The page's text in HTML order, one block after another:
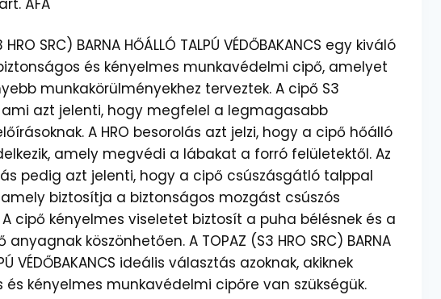
ÁFA
SRC) BARNA HŐÁLLÓ TALPÚ VÉDŐBAKANCS egy kiváló
és kényelmes munkavédelmi cipő, amelyet
munkakörülményekhez terveztek. A cipő S3
ami azt jelenti, hogy megfelel a legmagasabb
A HRO besorolás azt jelzi, hogy a cipő hőálló
amely megvédi a lábakat a forró felületektől. Az
pedig azt jelenti, hogy a cipő csúszásgátló talppal
amely biztosítja a biztonságos mozgást csúszós
cipő kényelmes viseletet biztosít a puha bélésnek és a
köszönhetően. A TOPAZ (S3 HRO SRC) BARNA
VÉDŐBAKANCS ideális választás azoknak, akiknek
és kényelmes munkavédelmi cipőre van szükségük.